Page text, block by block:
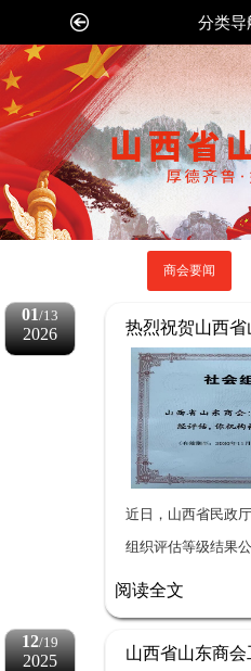
分类导
商会要闻
01/13
2026
热烈祝贺山西
获“4A”级社会
近日，山西省民政
组织评估等级结果
社会组织称号，这
阅读全文
12/19
2025
山西省山东商